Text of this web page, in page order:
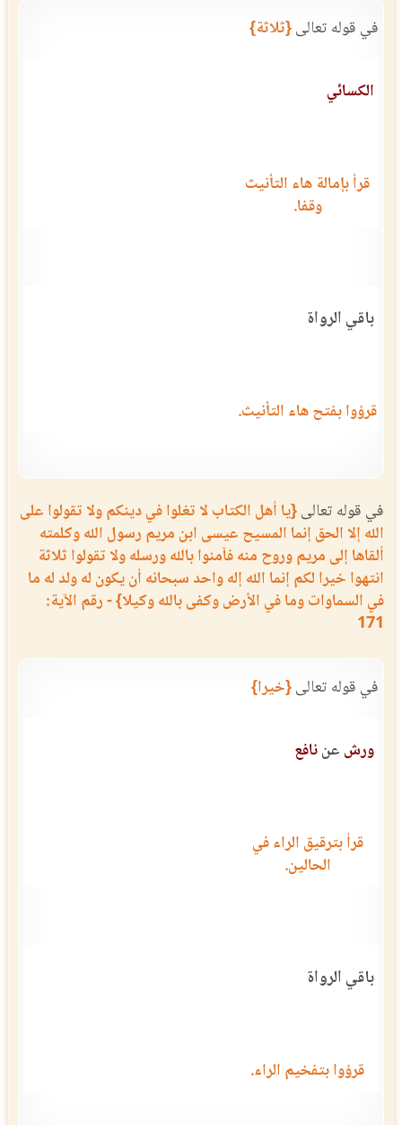
في قوله تعالى{ثلاثة}
الكسائي
قرأ بإمالة هاء التأنيث
وقفا.
باقي الرواة
قرؤوا بفتح هاء التأنيث.
في قوله تعالى{يا أهل الكتاب لا تغلوا في دينكم ولا تقولوا على
الله إلا الحق إنما المسيح عيسى ابن مريم رسول الله وكلمته
ألقاها إلى مريم وروح منه فآمنوا بالله ورسله ولا تقولوا ثلاثة
انتهوا خيرا لكم إنما الله إله واحد سبحانه أن يكون له ولد له ما
في السماوات وما في الأرض وكفى بالله وكيلا} - رقم الآية:
171
في قوله تعالى{خيرا}
ورش عننافع
قرأ بترقيق الراء في
الحالين.
باقي الرواة
قرؤوا بتفخيم الراء.